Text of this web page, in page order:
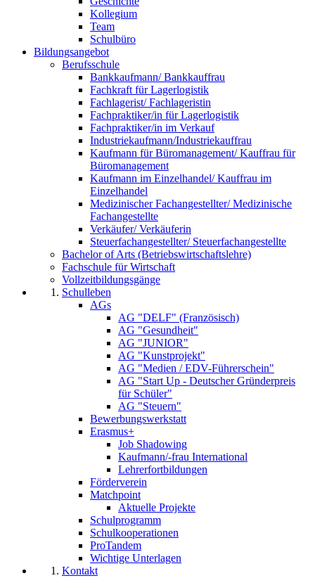
Kollegium
Team
Schulbüro
Bildungsangebot
Berufsschule
Bankkaufmann/ Bankkauffrau
Fachkraft für Lagerlogistik
Fachlagerist/ Fachlageristin
Fachpraktiker/in für Lagerlogistik
Fachpraktiker/in im Verkauf
Industriekaufmann/Industriekauffrau
Kaufmann für Büromanagement/ Kauffrau für
Büromanagement
Kaufmann im Einzelhandel/ Kauffrau im
Einzelhandel
Medizinischer Fachangestellter/ Medizinische
Fachangestellte
Verkäufer/ Verkäuferin
Steuerfachangestellter/ Steuerfachangestellte
Bachelor of Arts (Betriebswirtschaftslehre)
Fachschule für Wirtschaft
Vollzeitbildungsgänge
Schulleben
AGs
AG "DELF" (Französisch)
AG "Gesundheit"
AG "JUNIOR"
AG "Kunstprojekt"
AG "Medien / EDV-Führerschein"
AG "Start Up - Deutscher Gründerpreis
für Schüler"
AG "Steuern"
Bewerbungswerkstatt
Erasmus+
Job Shadowing
Kaufmann/-frau International
Lehrerfortbildungen
Förderverein
Matchpoint
Aktuelle Projekte
Schulprogramm
Schulkooperationen
ProTandem
Wichtige Unterlagen
Kontakt